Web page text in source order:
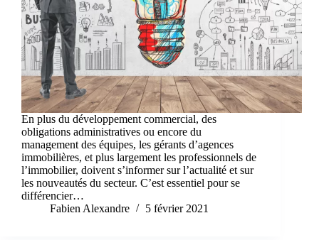
En plus du développement commercial, des
obligations administratives ou encore du
management des équipes, les gérants d’agences
immobilières, et plus largement les professionnels de
l’immobilier, doivent s’informer sur l’actualité et sur
les nouveautés du secteur. C’est essentiel pour se
différencier…
Fabien Alexandre
5 février 2021